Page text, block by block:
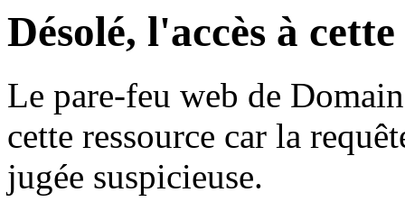
Désolé, l'accès à
Le pare-feu web de
cette ressource car la
jugée suspicieuse.